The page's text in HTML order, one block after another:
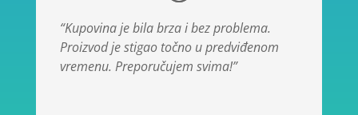
“Kupovina je bila brza i bez problema.
Proizvod je stigao točno u predviđenom
vremenu. Preporučujem svima!”